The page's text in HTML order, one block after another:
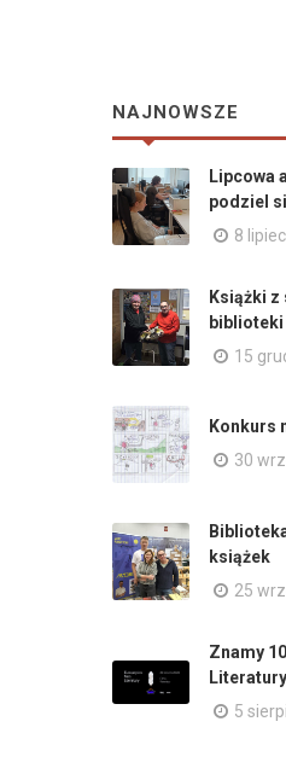
NAJNOWSZE
Lipcowa
podziel
8
Książki
15
Konkurs
30
książek
25
Znamy
5